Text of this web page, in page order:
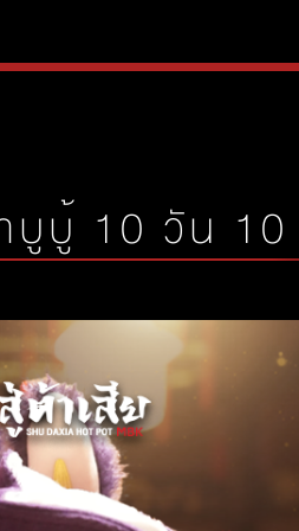
บูบู้ 10 วัน